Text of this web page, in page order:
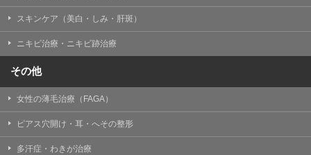
スキンケア（美白・しみ・肝斑）
ニキビ治療・ニキビ跡治療
その他
女性の薄毛治療（FAGA）
ピアス穴開け・耳・へその整形
多汗症・わきが治療